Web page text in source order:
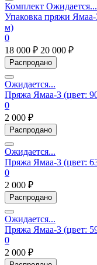
Комплект Ожидается...
Упаковка пряжи Ямаа-
м)
0
18 000 ₽ 20 000 ₽
Распродано
Ожидается...
Пряжа Ямаа-3 (цвет:
0
2 000 ₽
Распродано
Ожидается...
Пряжа Ямаа-3 (цвет:
0
2 000 ₽
Распродано
Ожидается...
Пряжа Ямаа-3 (цвет:
0
2 000 ₽